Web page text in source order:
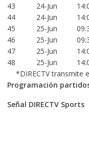
43
24-Jun
44
24-Jun
45
25-Jun
46
25-Jun
47
25-Jun
48
25-Jun
*DIRECTV transmite
Programación
Señal DIRECTV Sports